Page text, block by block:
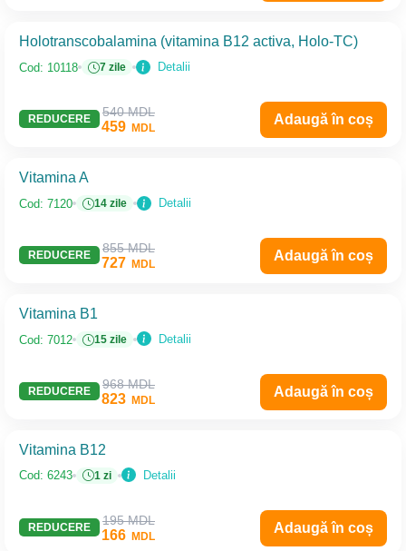
Holotranscobalamina (vitamina B12 activa, Holo-TC)
Cod: 10118 7 zile Detalii
REDUCERE 540 MDL
459 MDL
Adaugă în coș
Vitamina A
Cod: 7120 14 zile Detalii
REDUCERE 855 MDL
727 MDL
Adaugă în coș
Vitamina B1
Cod: 7012 15 zile Detalii
REDUCERE 968 MDL
823 MDL
Adaugă în coș
Vitamina B12
Cod: 6243 1 zi Detalii
REDUCERE 195 MDL
166 MDL
Adaugă în coș